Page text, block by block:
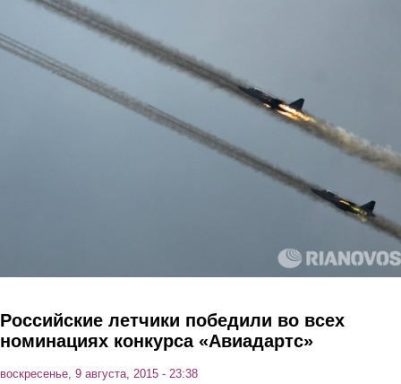
Перейти к основному содержанию
Российские летчики победили во всех
номинациях конкурса «Авиадартс»
воскресенье, 9 августа, 2015 - 23:38